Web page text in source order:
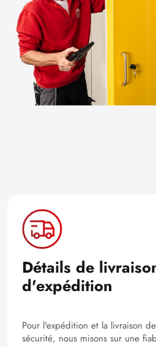
Détails de
d'expédition
Pour l'expédition et la livraison
sécurité, nous misons sur une